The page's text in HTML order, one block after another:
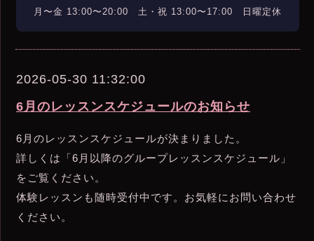
月〜金 13:00〜20:00 土・祝 13:00〜17:00 日曜定休
2026-05-30 11:32:00
6月のレッスンスケジュールのお知らせ
6月のレッスンスケジュールが決まりました。
詳しくは「6月以降のグループレッスンスケジュール」
をご覧ください。
体験レッスンも随時受付中です。お気軽にお問い合わせ
ください。